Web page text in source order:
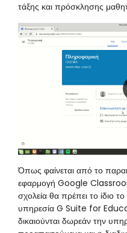
τάξης και πρόσκλησης
Όπως φαίνεται από το
εφαρμογή Google
σχολεία θα πρέπει το ίδιο
υπηρεσία G Suite for
δικαιούνται δωρεάν την